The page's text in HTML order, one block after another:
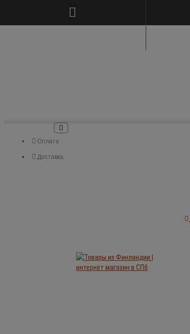
Оплата
Доставка